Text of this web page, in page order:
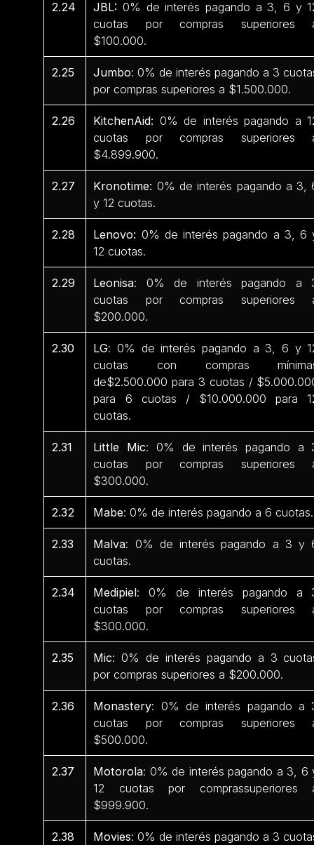
2.24 JBL: 0% de interés pagando a 3, 6 y
cuotas por compras superiores
$100.000.
2.25 Jumbo: 0% de interés pagando a 3
por compras superiores a $1.500.000.
2.26 KitchenAid: 0% de interés pagando a
cuotas por compras superiores
$4.899.900.
2.27 Kronotime: 0% de interés pagando a 3,
y 12 cuotas.
2.28 Lenovo: 0% de interés pagando a 3, 6
12 cuotas.
2.29 Leonisa: 0% de interés pagando a
cuotas por compras superiores
$200.000.
2.30 LG: 0% de interés pagando a 3, 6 y
cuotas con compras
de$2.500.000 para 3 cuotas /
para 6 cuotas / $10.000.000 para
cuotas.
2.31 Little Mic: 0% de interés pagando a
cuotas por compras superiores
$300.000.
2.32 Mabe: 0% de interés pagando a 6 cuotas.
2.33 Malva: 0% de interés pagando a 3 y
cuotas.
2.34 Medipiel: 0% de interés pagando a
cuotas por compras superiores
$300.000.
2.35 Mic: 0% de interés pagando a 3
por compras superiores a $200.000.
2.36 Monastery: 0% de interés pagando a
cuotas por compras superiores
$500.000.
2.37 Motorola: 0% de interés pagando a 3, 6
12 cuotas por comprassuperiores
$999.900.
2.38 Movies: 0% de interés pagando a 3